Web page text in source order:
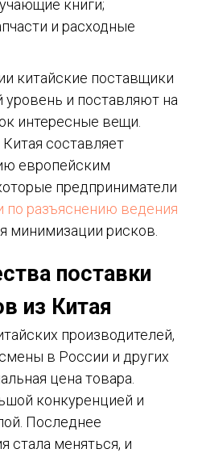
книги;
и расходные
китайские поставщики
и поставляют на
интересные вещи.
составляет
европейским
предприниматели
по разъяснению ведения
минимизации рисков.
поставки
из Китая
производителей,
в России и других
цена товара.
конкуренцией и
Последнее
стала меняться, и